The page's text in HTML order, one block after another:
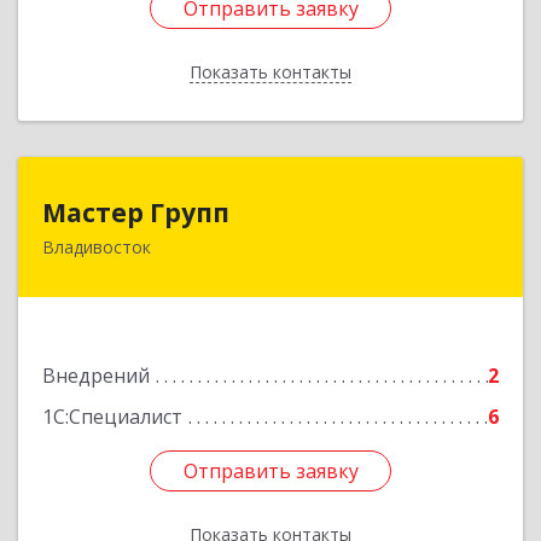
Отправить заявку
Показать контакты
Отправить заявку
Назад
Мастер Групп
Владивосток
Внедрений
2
1С:Специалист
6
Отправить заявку
Показать контакты
690911, Приморский край, Владивосток г, Анны
Отправить заявку
Назад